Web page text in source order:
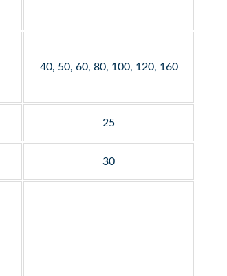
40, 50, 60, 80, 100, 120, 160
25
30